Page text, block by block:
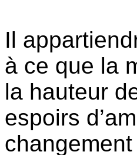
Il
à ce que la
la hauteur
espoirs